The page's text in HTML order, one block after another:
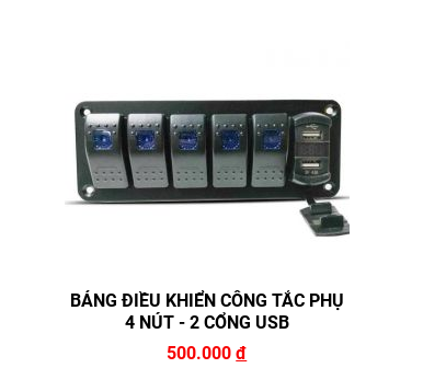
BẢNG ĐIỀU KHIỂN CÔNG TẮC PHỤ
4 NÚT - 2 CỔNG USB
500.000đ